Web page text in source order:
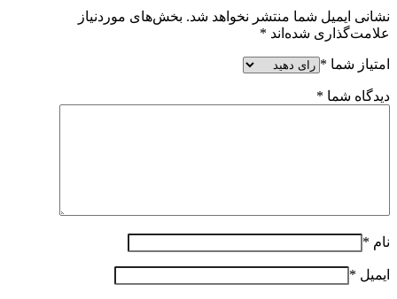
نشانی ایمیل شما منتشر نخواهد شد. بخش‌های موردنیاز
علامت‌گذاری شده‌اند *
امتیاز شما *
دیدگاه شما *
نام *
ایمیل *